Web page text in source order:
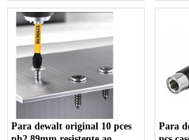
cruzado para aparafusamento
eficiente
fenda
Para dewalt original 10 pces
Para